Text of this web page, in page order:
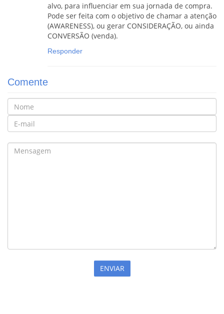
alvo, para influenciar em sua jornada de compra.
Pode ser feita com o objetivo de chamar a atenção
(AWARENESS), ou gerar CONSIDERAÇÃO, ou ainda
CONVERSÃO (venda).
Responder
Comente